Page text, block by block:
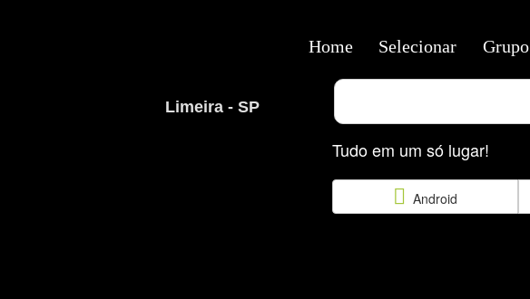
Limeira - SP
Tudo em um só lugar!
Android
Home Selecionar Grupo